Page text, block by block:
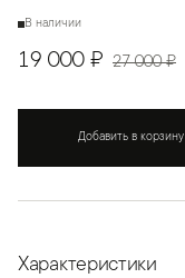
В наличии
19 000 ₽ 27 000 ₽
Добавить в корзину
Характеристики